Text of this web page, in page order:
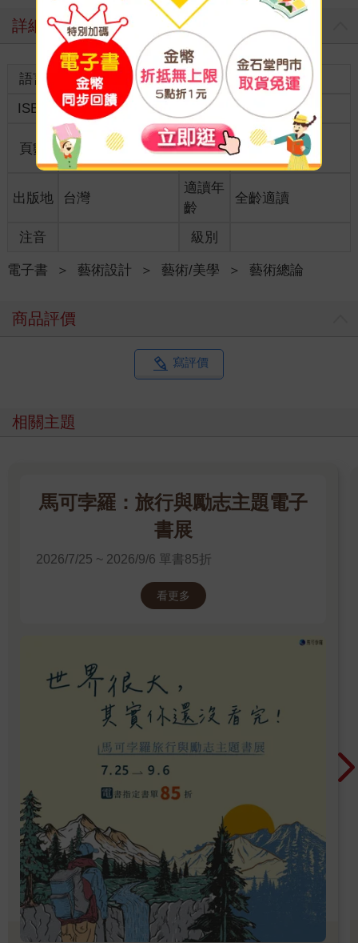
詳細資料
語言 中文繁體
裝訂
ISBN
9789862820131 分級 普通級
頁數 208
商品規
格
18開17*23cm
出版地 台灣
適讀年
齡
全齡適讀
注音 級別
電子書 ＞ 藝術設計 ＞ 藝術/美學 ＞ 藝術總論
商品評價
寫評價
相關主題
馬可孛羅：旅行與勵志主題電子
書展
2026/7/25 ~ 2026/9/6 單書85折
看更多